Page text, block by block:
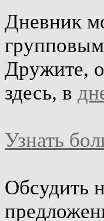
Дневник
Дружите,
здесь, в
Узнать
Обсудить